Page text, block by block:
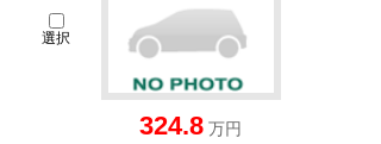
選択
324.8 万円